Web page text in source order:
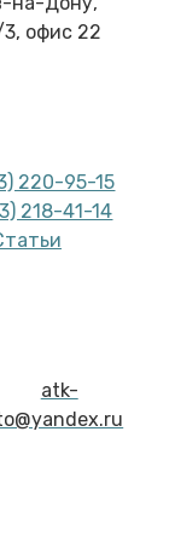
офис 22
220-95-15
218-41-14
atk-